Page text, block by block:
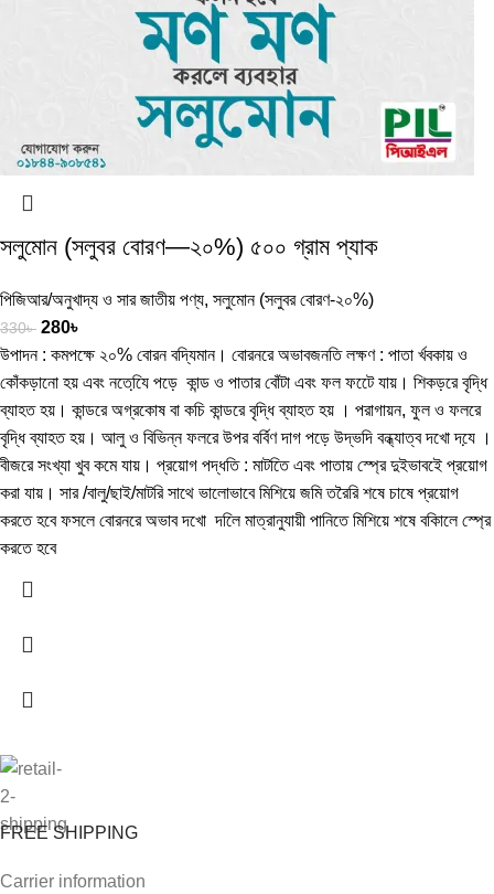
সলুমোন (সলুবর বোরণ—২০%) ৫০০ গ্রাম প্যাক
পিজিআর/অনুখাদ্য ও সার জাতীয় পণ্য, সলুমোন (সলুবর বোরণ-২০%)
330৳ 280৳
উপাদন : কমপক্ষে ২০% বোরন বদ্যিমান। বোরনরে অভাবজনতি লক্ষণ : পাতা র্খবকায় ও
কোঁকড়ানো হয় এবং নতেযি়ে পড়ে কান্ড ও পাতার বোঁটা এবং ফল ফটেে যায়। শিকড়রে বৃদ্ধি
ব্যাহত হয়। কান্ডরে অগ্রকোষ বা কচি কান্ডরে বৃদ্ধি ব্যাহত হয় । পরাগায়ন, ফুল ও ফলরে
বৃদ্ধি ব্যাহত হয়। আলু ও বিভিন্ন ফলরে উপর বর্বিণ দাগ পড়ে উদ্ভদি বন্ধ্যাত্ব দখো দযে় ।
বীজরে সংখ্যা খুব কমে যায়। প্রয়োগ পদ্ধতি : মাটতিে এবং পাতায় স্প্রে দুইভাবইে প্রয়োগ
করা যায়। সার /বালু/ছাই/মাটরি সাথে ভালোভাবে মিশিয়ে জমি তরৈরি শষে চাষে প্রয়োগ
করতে হবে ফসলে বোরনরে অভাব দখো দলিে মাত্রানুযায়ী পানিতে মিশিয়ে শষে বকিালে স্প্রে
করতে হবে
FREE SHIPPING
Carrier information